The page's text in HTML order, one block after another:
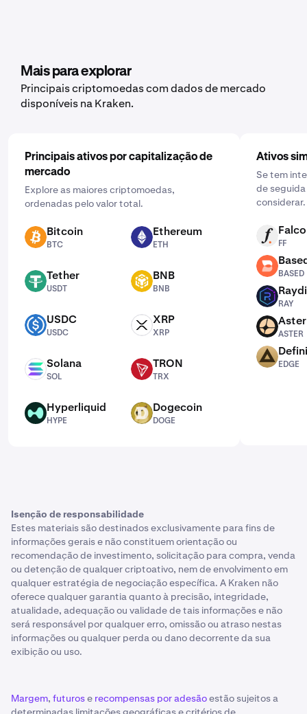
pretende adquirir. Em seguida, introduza o montante
que pretende comprar e selecione a frequência clicando
em "Uma vez" e escolhendo uma programação que
funcione para si: diária, semanal ou mensal.
Mais para explorar
Principais criptomoedas com dados de mercado
disponíveis na Kraken.
Principais ativos por capitalização de
mercado
Explore as maiores criptomoedas,
ordenadas pelo valor total.
BTC Bitcoin
BTC
ETH Ethereum
ETH
USDT Tether
USDT
BNB BNB
BNB
USDC USDC
USDC
XRP XRP
XRP
SOL Solana
SOL
TRX TRON
TRX
HYPE Hyperliquid
HYPE
DOGE Dogecoin
DOGE
Ativos
Se tem
de
considerar.
FF
FF
BASED
BASED
RAY
RAY
ASTER Aster
ASTER
EDGE
EDGE
Isenção de responsabilidade
Estes materiais são destinados exclusivamente para fins de
informações gerais e não constituem orientação ou
recomendação de investimento, solicitação para compra, venda
ou detenção de qualquer criptoativo, nem de envolvimento em
qualquer estratégia de negociação específica. A Kraken não
oferece qualquer garantia quanto à precisão, integridade,
atualidade, adequação ou validade de tais informações e não
será responsável por qualquer erro, omissão ou atraso nestas
informações ou qualquer perda ou dano decorrente da sua
exibição ou uso.
Margem, futurose recompensas por adesãoestão sujeitos a